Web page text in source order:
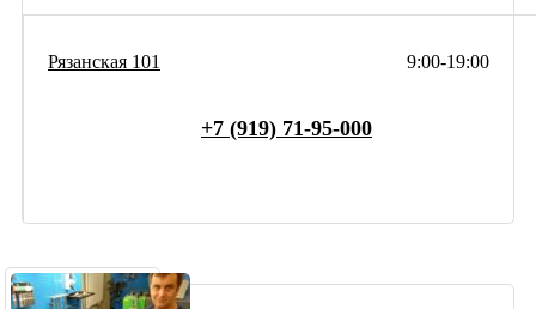
9:00-19:00
Рязанская 101
+7 (919) 71-95-000